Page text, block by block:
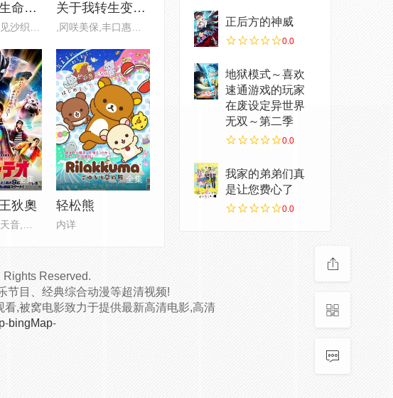
描绘直至生命尽头
关根明良,早见沙织,仁见纱绫
关于我转生变成史莱姆这档事第四季
,冈咲美保,丰口惠美,前野智昭,
全集
狄奧
全集
轻松熊
内详
正后方的神威
0.0
地狱模式～喜欢
速通游戏的玩家
在废设定异世界
无双～第二季
0.0
我家的弟弟们真
是让您费心了
0.0
Reserved.
节目、经典综合动漫等超清视频!
,被窝电影致力于提供最新高清电影,高清
-bingMap-